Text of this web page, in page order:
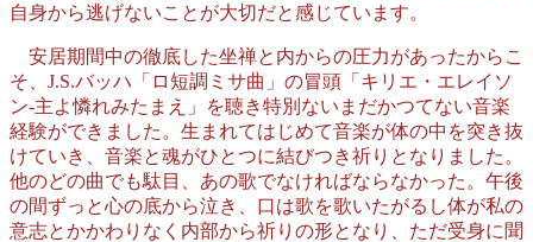
自身から逃げないことが大切だと感じています。
安居期間中の徹底した坐禅と内からの圧力があったからこ
そ、J.S.バッハ「ロ短調ミサ曲」の冒頭「キリエ・エレイソ
ン‐主よ憐れみたまえ」を聴き特別ないまだかつてない音楽
経験ができました。生まれてはじめて音楽が体の中を突き抜
けていき、音楽と魂がひとつに結びつき祈りとなりました。
他のどの曲でも駄目、あの歌でなければならなかった。午後
の間ずっと心の底から泣き、口は歌を歌いたがるし体が私の
意志とかかわりなく内部から祈りの形となり、ただ受身に聞